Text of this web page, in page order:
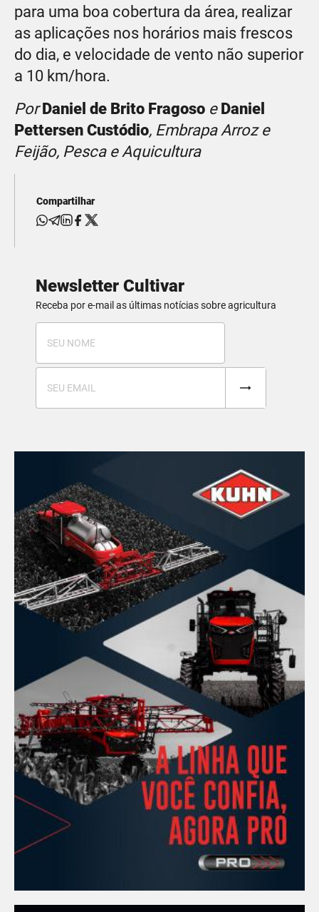
para uma boa cobertura da área, realizar
as aplicações nos horários mais frescos
do dia, e velocidade de vento não superior
a 10 km/hora.
PorDaniel de Brito Fragoso e Daniel
Pettersen Custódio, Embrapa Arroz e
Feijão, Pesca e Aquicultura
Compartilhar
Newsletter Cultivar
Receba por e-mail as últimas notícias sobre agricultura